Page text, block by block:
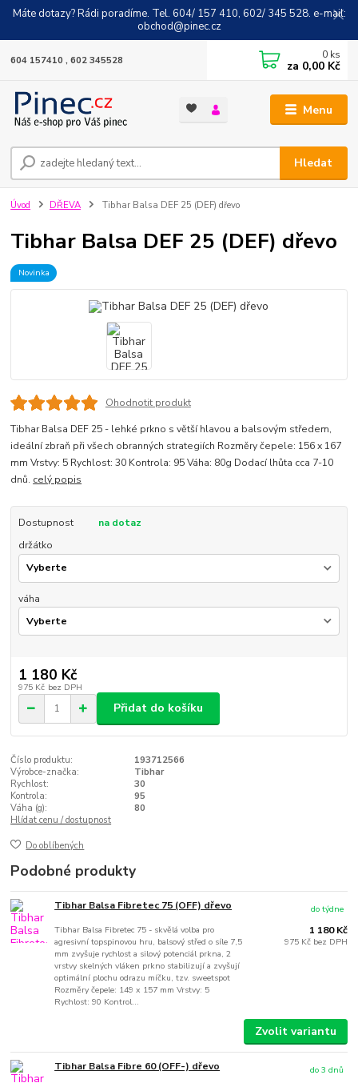
Máte dotazy? Rádi poradíme. Tel. 604/ 157 410, 602/ 345 528. e-mail:
obchod@pinec.cz
Menu
Hledat
604 157410 , 602 345528 0 ks
za 0,00 Kč
Úvod DŘEVA Tibhar Balsa DEF 25 (DEF) dřevo
Tibhar Balsa DEF 25 (DEF) dřevo
Novinka
Ohodnotit produkt
Tibhar Balsa DEF 25 - lehké prkno s větší hlavou a balsovým středem,
ideální zbraň při všech obranných strategiích Rozměry čepele: 156 x 167
mm Vrstvy: 5 Rychlost: 30 Kontrola: 95 Váha: 80g Dodací lhůta cca 7-10
dnů. celý popis
Dostupnost
na dotaz
držátko
váha
1 180 Kč
975 Kč bez DPH
Přidat do košíku
Číslo produktu:
193712566
Výrobce-značka:
Tibhar
Rychlost:
30
Kontrola:
95
Váha (g):
80
Hlídat cenu / dostupnost
Do oblíbených
Podobné produkty
Tibhar Balsa Fibretec 75 (OFF) dřevo
Tibhar Balsa Fibretec 75 - skvělá volba pro
agresivní topspinovou hru, balsový střed o síle 7,5
mm zvyšuje rychlost a silový potenciál prkna, 2
vrstvy skelných vláken prkno stabilizují a zvyšují
optimální plochu odrazu míčku, tzv. sweetspot
Rozměry čepele: 149 x 157 mm Vrstvy: 5
Rychlost: 90 Kontrol...
1 180 Kč
975 Kč bez DPH
do týdne
Zvolit variantu
Tibhar Balsa Fibre 60 (OFF-) dřevo do 3 dnů